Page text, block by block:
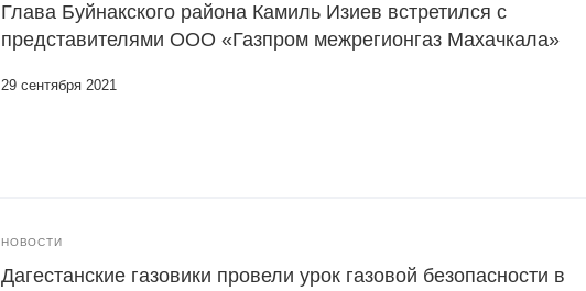
Глава Буйнакского района Камиль Изиев встретился с
представителями ООО «Газпром межрегионгаз Махачкала»
29 сентября 2021
НОВОСТИ
Дагестанские газовики провели урок газовой безопасности в